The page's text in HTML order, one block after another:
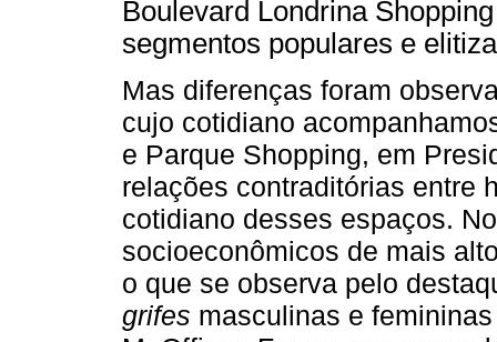
Boulevard Londrina
segmentos populares e
Mas diferenças foram
cujo cotidiano
e Parque Shopping, em
relações contraditórias entre
cotidiano desses espaços.
socioeconômicos de mais
o que se observa pelo
grifes masculinas e